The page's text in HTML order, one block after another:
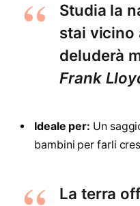
Studia la
stai vicino
deluderà
Frank
Ideale per: Un
bambini per farli
La terra